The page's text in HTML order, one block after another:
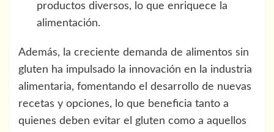
productos diversos, lo que enriquece la
alimentación.
Además, la creciente demanda de alimentos sin
gluten ha impulsado la innovación en la industria
alimentaria, fomentando el desarrollo de nuevas
recetas y opciones, lo que beneficia tanto a
quienes deben evitar el gluten como a aquellos